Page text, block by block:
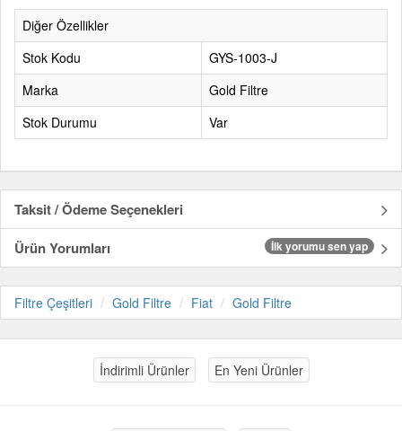
Diğer Özellikler
Stok Kodu
GYS-1003-J
Marka
Gold Filtre
Stok Durumu
Var
Taksit / Ödeme Seçenekleri
Ürün Yorumları
İlk yorumu sen yap
Filtre Çeşitleri Gold Filtre Fiat Gold Filtre
İndirimli Ürünler En Yeni Ürünler